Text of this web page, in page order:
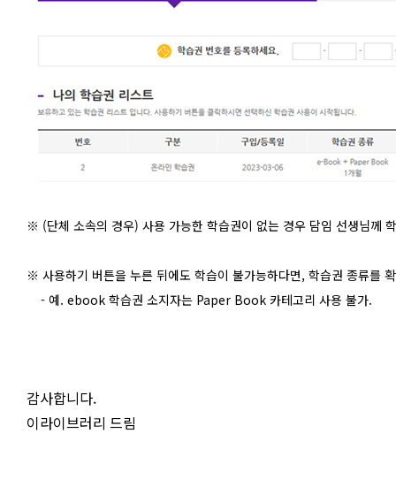
※ (단체 소속의 경우) 사용 가능한 학습권이 없는 경우 담임 선생님께
※ 사용하기 버튼을 누른 뒤에도 학습이 불가능하다면, 학습권 종류를
- 예. ebook 학습권 소지자는 Paper Book 카테고리 사용 불가.
감사합니다.
이라이브러리 드림